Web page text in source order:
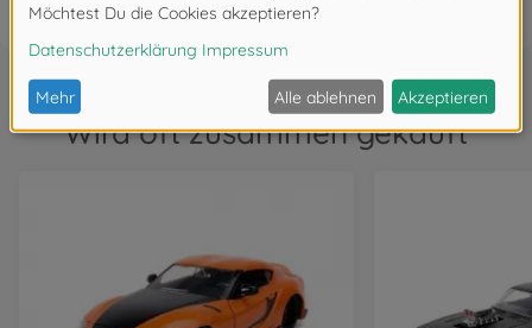
Wird oft zusammen gekauft